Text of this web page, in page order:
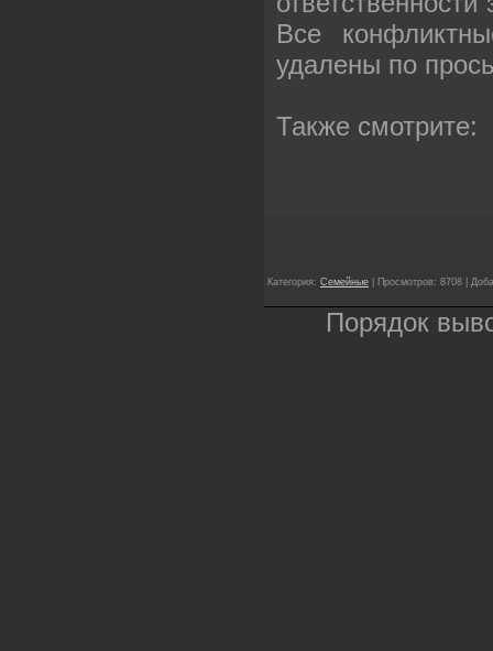
Все
удалены по
Также смотрите:
Категория: Семейные | Просмотров: 8708 |
Порядок